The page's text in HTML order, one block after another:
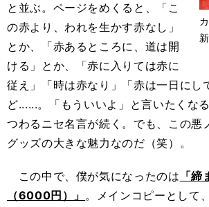
と並ぶ。ページをめくると、「こ
の赤より、われを生かす赤なし」
とか、「赤あるところに、道は開
ける」とか、「赤に入りては赤に
従え」「時は赤なり」「赤は一日にし
ど......。「もういいよ」と言いたくな
つわるニセ名言が続く。でも、この悪
グッズの大きな魅力なのだ（笑）。
この中で、僕が気になったのは 「
（6000円）」 。メインコピーとして